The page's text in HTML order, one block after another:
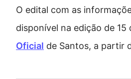
O edital com as
disponível na edição de 15
Oficial de Santos, a partir